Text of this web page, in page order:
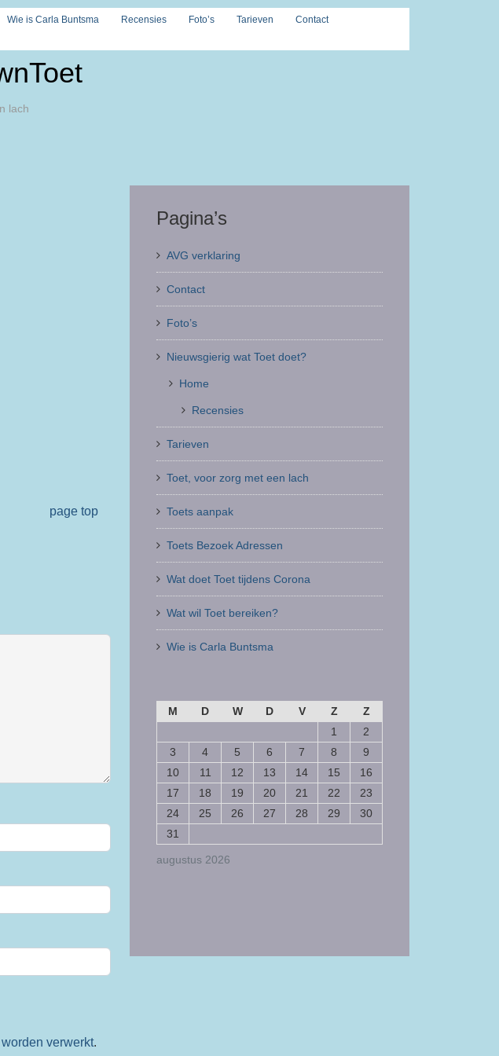
Wie is Carla Buntsma Recensies Foto’s Tarieven
Contact
lach
page top
verwerkt.
Pagina’s
AVG verklaring
Contact
Foto’s
Nieuwsgierig wat Toet doet?
Home
Recensies
Tarieven
Toet, voor zorg met een lach
Toets aanpak
Toets Bezoek Adressen
Wat doet Toet tijdens Corona
Wat wil Toet bereiken?
Wie is Carla Buntsma
augustus 2026
M D W D V Z
Z
1
2
3
4 5 6 7 8
9
10
11 12 13 14 15
16
17
18 19 20 21 22
23
24
25 26 27 28 29
30
31